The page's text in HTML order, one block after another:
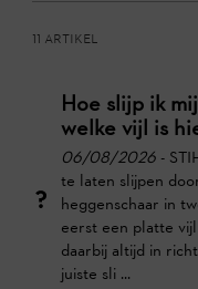
11 Artikel
Hoe slijp ik
welke vijl is
06/08/2026 -
te laten slijpen
heggenschaar in
eerst een platte
daarbij altijd in
juiste sli ...